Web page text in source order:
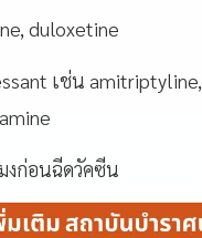
duloxetine
เช่น amitriptyline,
งก่อนฉีดวัคซีน